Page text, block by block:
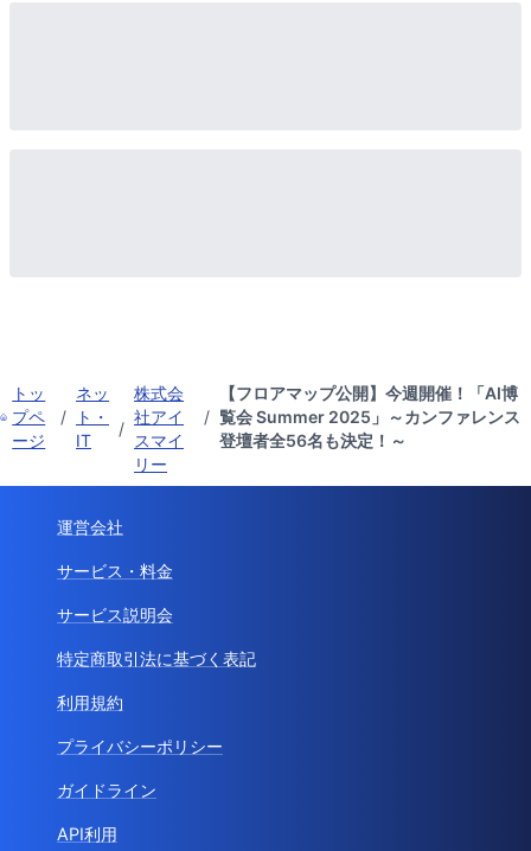
トッ
プペ
ージ
/
ネッ
ト・
IT
/
株式会
社アイ
スマイ
リー
/
【フロアマップ公開】今週開催！「AI博
覧会 Summer 2025」～カンファレンス
登壇者全56名も決定！～
運営会社
サービス・料金
サービス説明会
特定商取引法に基づく表記
利用規約
プライバシーポリシー
ガイドライン
API利用